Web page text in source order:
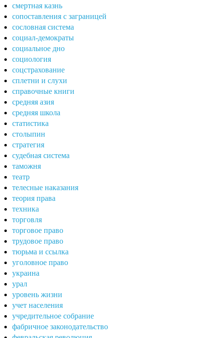
смертная казнь
сопоставления с заграницей
сословная система
социал-демократы
социальное дно
социология
соцстрахование
сплетни и слухи
справочные книги
средняя азия
средняя школа
статистика
столыпин
стратегия
судебная система
таможня
театр
телесные наказания
теория права
техника
торговля
торговое право
трудовое право
тюрьма и ссылка
уголовное право
украина
урал
уровень жизни
учет населения
учредительное собрание
фабричное законодательство